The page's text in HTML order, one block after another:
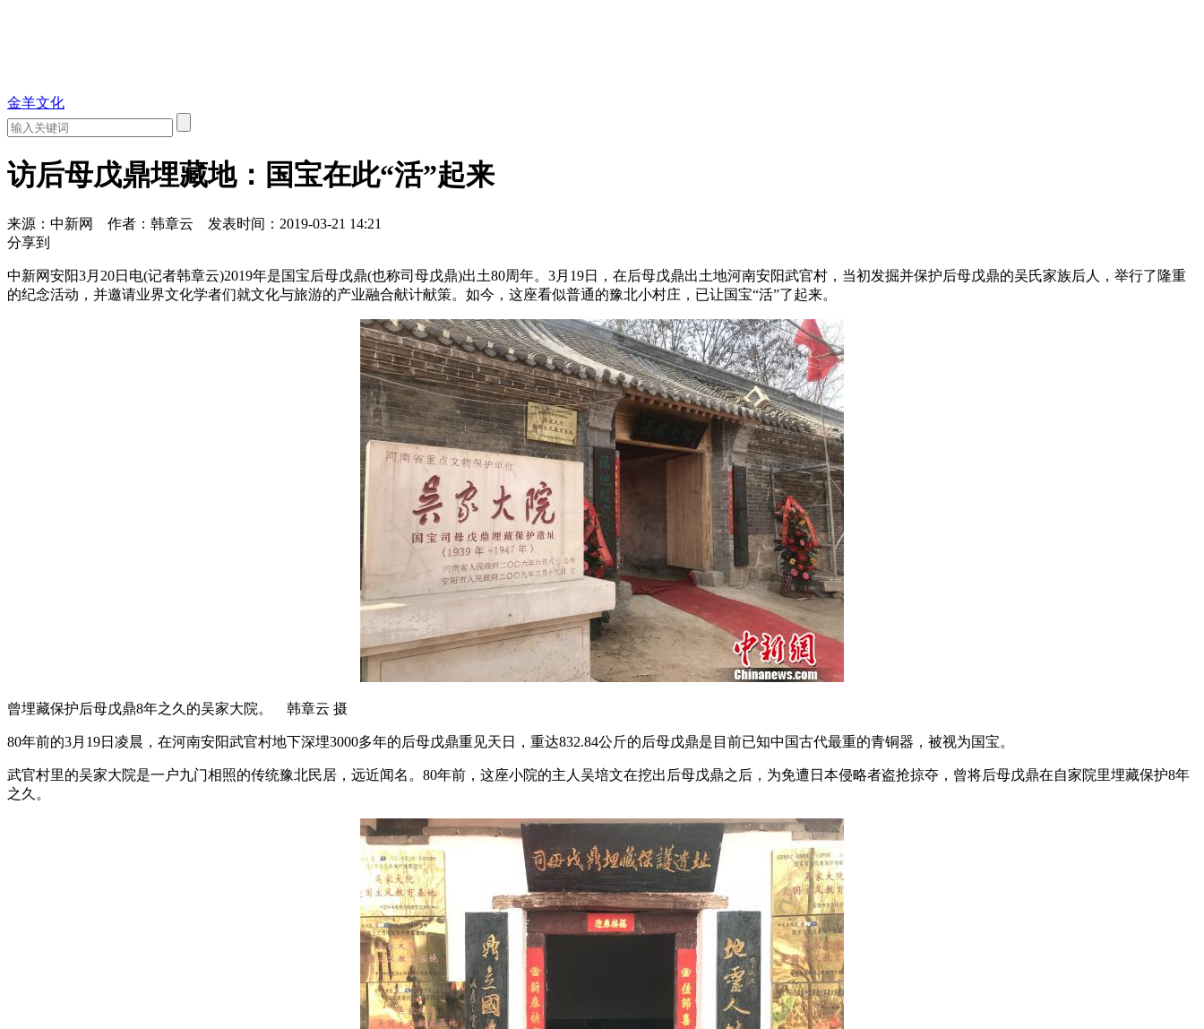
金羊文化
访后母戊鼎埋藏地：国宝在此“活”起来
来源：中新网 作者：韩章云
发表时间：2019-03-21 14:21
分享到
中新网安阳3月20日电(记者韩章云)2019年是国宝后母戊鼎(也称司母戊鼎)出土80周年。3月19日，在后母戊鼎出土地河南安阳武官村，当初发掘并保护后母戊鼎的吴氏家族后人，举行了隆重
的纪念活动，并邀请业界文化学者们就文化与旅游的产业融合献计献策。如今，这座看似普通的豫北小村庄，已让国宝“活”了起来。
曾埋藏保护后母戊鼎8年之久的吴家大院。 韩章云 摄
80年前的3月19日凌晨，在河南安阳武官村地下深埋3000多年的后母戊鼎重见天日，重达832.84公斤的后母戊鼎是目前已知中国古代最重的青铜器，被视为国宝。
武官村里的吴家大院是一户九门相照的传统豫北民居，远近闻名。80年前，这座小院的主人吴培文在挖出后母戊鼎之后，为免遭日本侵略者盗抢掠夺，曾将后母戊鼎在自家院里埋藏保护8年
之久。